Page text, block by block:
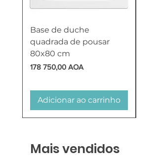
Base de duche
quadrada de pousar
80x80 cm
Preço
178 750,00 AOA
Adicionar ao carrinho
Mais vendidos